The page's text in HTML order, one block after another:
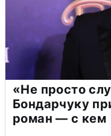
«Не просто
Бондарчуку
роман — с кем